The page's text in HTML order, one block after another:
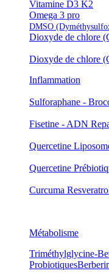
Vitamine D3 K2
Omega 3 pro
DMSO
Dioxyde de chlore
Dioxyde de chlore
Inflammation
Sulforaphane -
Fisetine - ADN
Quercetine
Quercetine
Curcuma
Métabolisme
Triméthylglycine-
Probiotiques